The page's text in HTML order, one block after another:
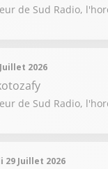
de Sud Radio,
2026
de Sud Radio,
29 Juillet 2026